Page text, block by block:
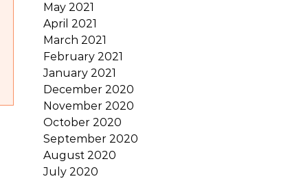
May 2021
April 2021
March 2021
February 2021
January 2021
December 2020
November 2020
October 2020
September 2020
August 2020
July 2020